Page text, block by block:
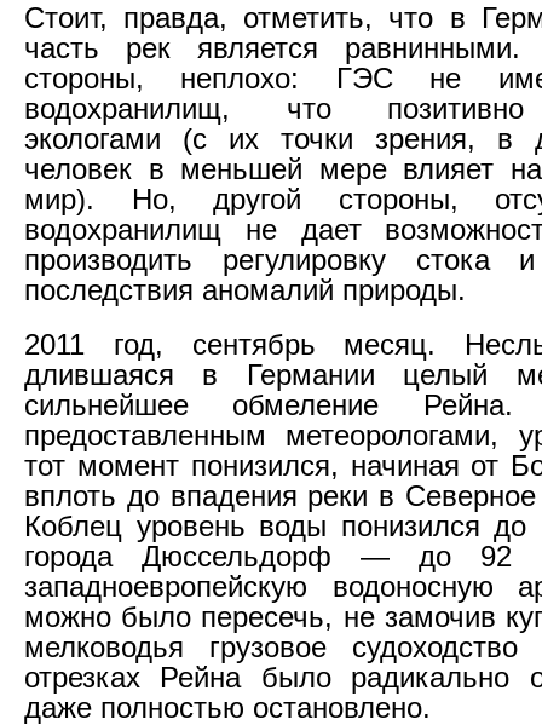
Стоит, правда, отметить, что в
часть рек является
стороны, неплохо: ГЭС не
водохранилищ, что позитивно
экологами (с их точки зрения, в
человек в меньшей мере влияет на
мир). Но, другой стороны,
водохранилищ не дает
производить регулировку стока
последствия аномалий природы.
2011 год, сентябрь месяц.
длившаяся в Германии целый
сильнейшее обмеление
предоставленным метеорологами,
тот момент понизился, начиная от
вплоть до впадения реки в
Коблец уровень воды понизился
города Дюссельдорф — до 92
западноевропейскую водоносную
можно было пересечь, не замочив
мелководья грузовое судоходство
отрезках Рейна было радикально
даже полностью остановлено.